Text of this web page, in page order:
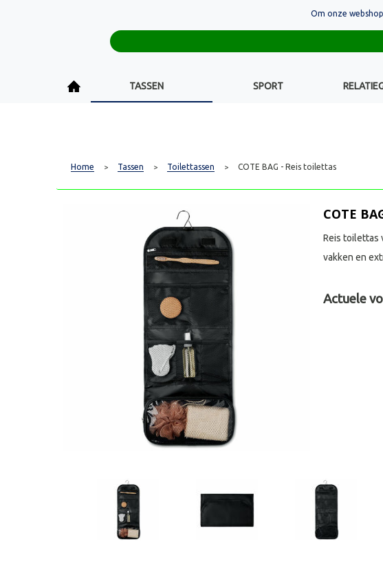
TASSEN SPORT
Home > Tassen > Toilettassen > COTE BAG - Reis toilettas
COTE
Reis toilettas
vakken en
Actuele
Om onze